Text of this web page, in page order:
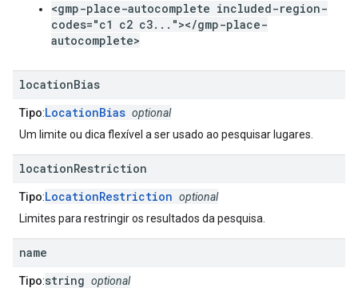
<gmp-place-autocomplete included-region-
codes="c1 c2 c3..."></gmp-place-
autocomplete>
locationBias
Tipo:LocationBias optional
Um limite ou dica flexível a ser usado ao pesquisar lugares.
locationRestriction
Tipo:LocationRestriction optional
Limites para restringir os resultados da pesquisa.
name
Tipo:string optional